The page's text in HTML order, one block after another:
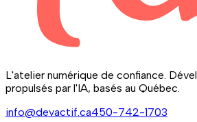
L'atelier numérique de confiance.
propulsés par l'IA, basés au Québec.
info@devactif.ca450-742-1703